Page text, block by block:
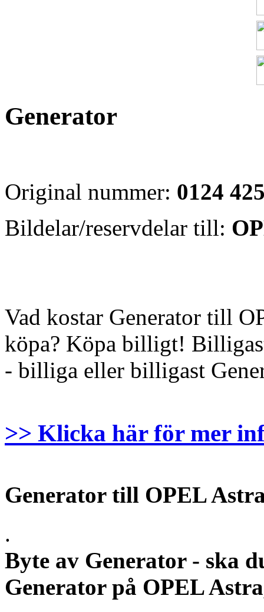
Generator
Original nummer: 0124
Bildelar/reservdelar till:
Vad kostar Generator till
köpa? Köpa billigt!
- billiga eller billigast
>> Klicka här för mer
Generator till OPEL
.
Byte av Generator - ska
Generator på OPEL